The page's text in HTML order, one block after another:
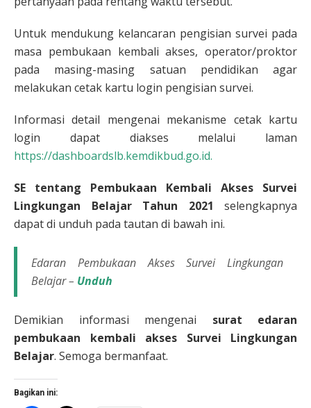
Untuk mendukung kelancaran pengisian survei pada
masa pembukaan kembali akses, operator/proktor
pada masing-masing satuan pendidikan agar
melakukan cetak kartu login pengisian survei.
Informasi detail mengenai mekanisme cetak kartu
login dapat diakses melalui laman
https://dashboardslb.kemdikbud.go.id.
SE tentang Pembukaan Kembali Akses Survei
Lingkungan Belajar Tahun 2021 selengkapnya
dapat di unduh pada tautan di bawah ini.
Edaran Pembukaan Akses Survei Lingkungan
Belajar – Unduh
Demikian informasi mengenai surat edaran
pembukaan kembali akses Survei Lingkungan
Belajar. Semoga bermanfaat.
Bagikan ini: